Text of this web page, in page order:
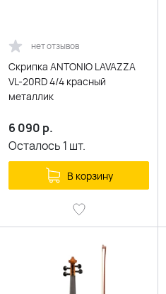
нет отзывов
Скрипка ANTONIO LAVAZZA
VL-20RD 4/4 красный
металлик
6 090 р.
Осталось 1 шт.
В корзину